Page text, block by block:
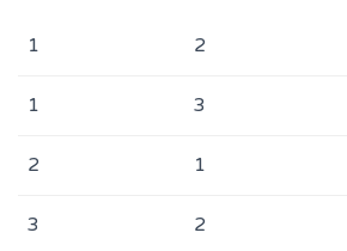
1 2
1 3
2 1
3 2